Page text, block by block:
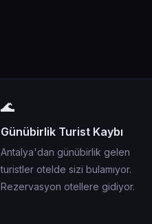
🌊
Günübirlik Turist Kaybı
Antalya'dan günübirlik gelen
turistler otelde sizi bulamıyor.
Rezervasyon otellere gidiyor.